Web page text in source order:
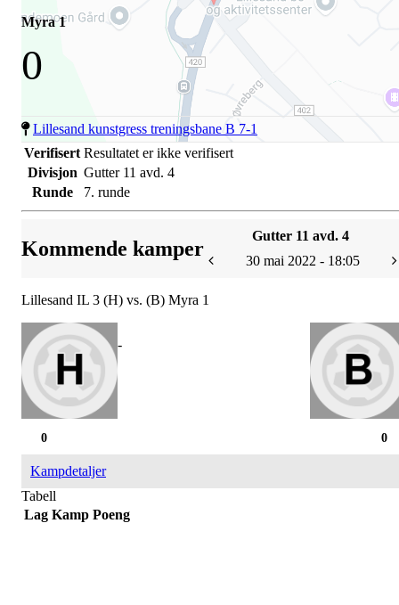
Myra 1
0
Lillesand kunstgress treningsbane B 7-1
Verifisert Resultatet er ikke verifisert
Divisjon Gutter 11 avd. 4
Runde
7. runde
Kommende kamper
Gutter 11 avd. 4
30 mai 2022 - 18:05
Lillesand IL 3 (H) vs. (B) Myra 1
-
0
0
Kampdetaljer
Tabell
Lag Kamp Poeng